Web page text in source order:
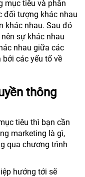
mục tiêu và phân
đối tượng khác nhau
khác nhau. Sau đó
sự khác nhau
nhau giữa các
các yếu tố về
thông
tiêu thì bạn cần
marketing là gì,
qua chương trình
hướng tới sẽ